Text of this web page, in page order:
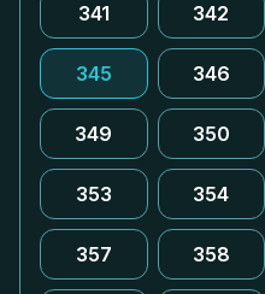
341 342
345 346
349 350
353 354
357 358